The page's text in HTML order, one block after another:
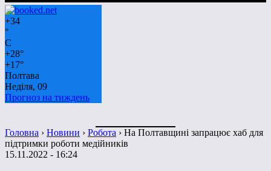
+34
°
C
+28°
+17°
Полтава
Неділя, 09
Прогноз на тиждень
Головна › Новини › Робота › На Полтавщині запрацює хаб для
підтримки роботи медійників
15.11.2022 - 16:24